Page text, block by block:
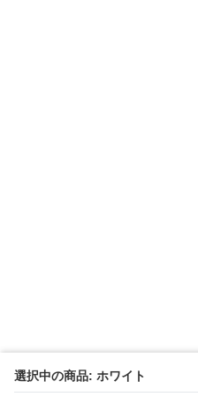
選択中の商品: ホワイト